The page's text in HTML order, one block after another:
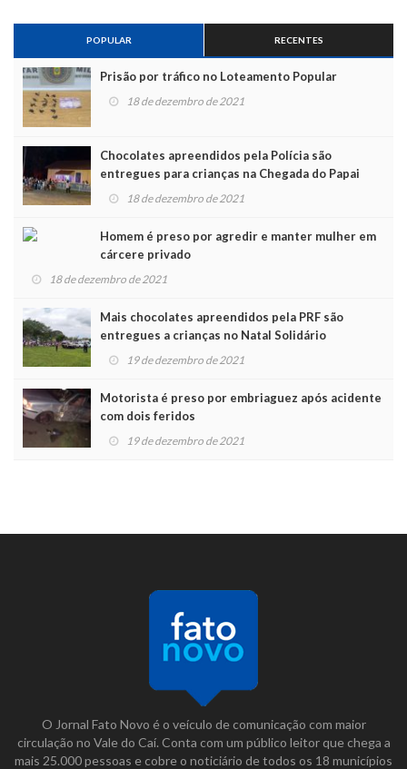
POPULAR RECENTES
Prisão por tráfico no Loteamento Popular
18 de dezembro de 2021
Chocolates apreendidos pela Polícia são
entregues para crianças na Chegada do Papai
Noel
18 de dezembro de 2021
Homem é preso por agredir e manter mulher em
cárcere privado
18 de dezembro de 2021
Mais chocolates apreendidos pela PRF são
entregues a crianças no Natal Solidário
19 de dezembro de 2021
Motorista é preso por embriaguez após acidente
com dois feridos
19 de dezembro de 2021
O Jornal Fato Novo é o veículo de comunicação com maior
circulação no Vale do Caí. Conta com um público leitor que chega a
mais 25.000 pessoas e cobre o noticiário de todos os 18 municípios